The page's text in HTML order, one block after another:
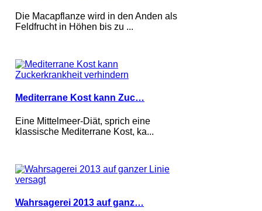
Die Macapflanze wird in den Anden als
Feldfrucht in Höhen bis zu ...
Mediterrane Kost kann Zuc…
Eine Mittelmeer-Diät, sprich eine
klassische Mediterrane Kost, ka...
Wahrsagerei 2013 auf ganz…